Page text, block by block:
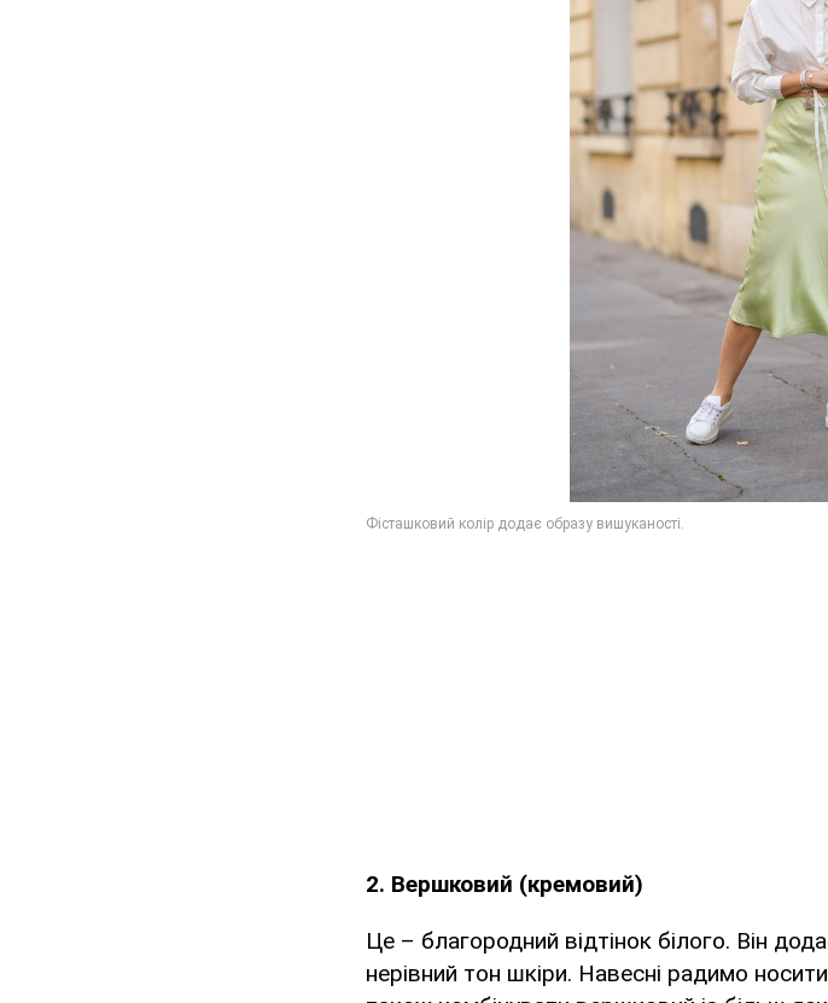
2. Вершковий (кремовий)
Це – благородний відтінок білого. Він
нерівний тон шкіри. Навесні радимо